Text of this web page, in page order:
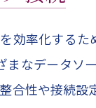
効率化する
なデータソ
合性や接続